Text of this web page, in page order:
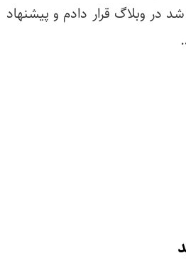
در وبلاگ قرار دادم و پيشنهاد